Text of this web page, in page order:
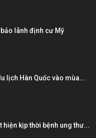
lãnh định cư Mỹ
lịch Hàn Quốc vào mùa...
hiện kịp thời bệnh ung thư...